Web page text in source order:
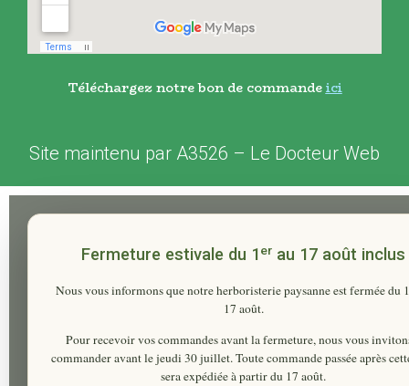
Téléchargez notre bon de commandeici
Site maintenu par A3526 – Le Docteur Web
Fermeture estivale du 1er au 17 août inclus
Nous vous informons que notre herboristerie paysanne est fermée du 1
17 août.
Pour recevoir vos commandes avant la fermeture, nous vous
commanderavant le jeudi 30 juillet. Toute commande passée après
sera expédiée à partir du 17 août.